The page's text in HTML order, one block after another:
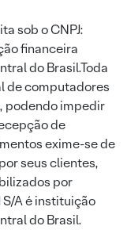
sob o CNPJ:
financeira
do Brasil.Toda
de computadores
podendo impedir
de
exime-se de
seus clientes,
por
A é instituição
do Brasil.